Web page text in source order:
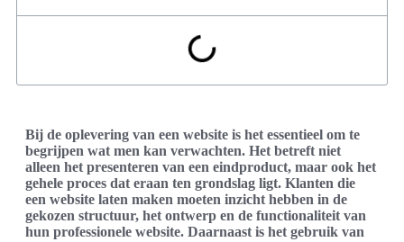
Bij de oplevering van een website is het essentieel om te
begrijpen wat men kan verwachten. Het betreft niet
alleen het presenteren van een eindproduct, maar ook het
gehele proces dat eraan ten grondslag ligt. Klanten die
een website laten maken moeten inzicht hebben in de
gekozen structuur, het ontwerp en de functionaliteit van
hun professionele website. Daarnaast is het gebruik van